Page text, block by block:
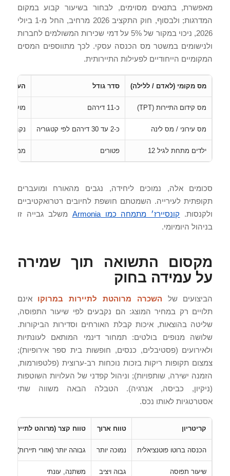
מאפשרת, בתנאים מסוימים, לבחור בשיעור קבוע במקום
המדרגות; ולבסוף, חוק התקציב 2026 מרחיב, החל מ-1 ביולי
2026, ניכוי במקור של 5% על דמי שכירות המשולמים לחברות
ולנישומים במשטר מס הכנסה עסקי. לכך מתווספים המסים
המקומיים הייחודיים לפעילות התיירותית.
מס מקומי (לאדם / ללילה) סדר גודל הערה
מס קידום התיירות (TPT) כ-11 דירהם מועבר
מס עירוני / מס לינה כ-2 עד 30 דירהם לפי קטגוריה נקבע על ידי
ילדים מתחת לגיל 12 פטורים ממס
סכומים אלה, נמוכים ליחידה, נגבים מהאורח ומועברים
תקופתית לעירייה. השמטתם חושפת לחיובים רטרואקטיביים
ולקנסות. קונסיירז׳ מתמחה כמו Armonia
משלב גבייה זו
בניהול היומיומי.
מקסום התשואה תוך שמירה
על עמידה בחוק
הביצועים של השכרה מרוהטת לתיירות במרוקו אינם
תלויים רק במחיר המוצג: הם נקבעים לפי שיעור התפוסה,
שליטה בהוצאות, איכות קבלת האורחים וסדירות הביקורות.
שלושה מנופים בולטים: תמחור דינמי המותאם לעונתיות
ולאירועים (פסטיבלים, כנסים, חופשות בית ספר אירופיות);
צמצום תקופות ריקות בזכות נוכחות רב-ערוצית (פלטפורמות,
הזמנה ישירה, שותפויות); וניהול קפדני של העלויות השוטפות
(ניקיון, כביסה, אנרגיה). הטבלה הבאה משווה שתי
אסטרטגיות לאותו נכס.
קריטריון טווח ארוך טווח קצר (מרוהט לתיירות)
הכנסה ברוטו פוטנציאלית נמוכה יותר גבוהה יותר (אזורי תיירות)
שיעור תפוסה גבוה ויציב משתנה, עונתי